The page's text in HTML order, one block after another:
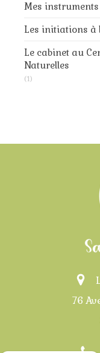
Mes
Les initiations à
Le cabinet au
Naturelles
(1)
76